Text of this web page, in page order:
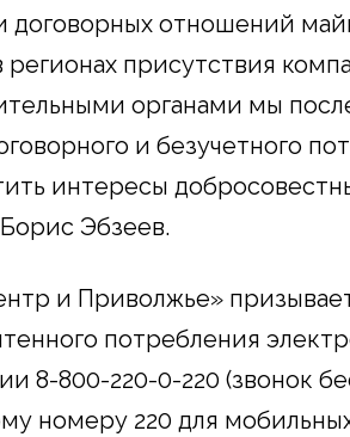
отношений
регионах присутствия
органами мы
и безучетного
интересы
Эбзеев.
и Приволжье»
потребления
8-800-220-0-220 (звонок
номеру 220 для